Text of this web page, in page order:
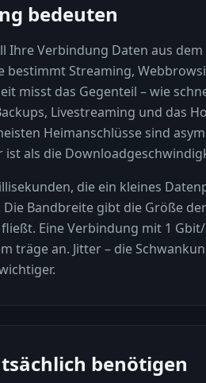
bedeuten
Ihre Verbindung Daten aus
bestimmt Streaming,
misst das Gegenteil – wie
Livestreaming und das
Heimanschlüsse sind
als die
die ein kleines
Bandbreite gibt die Größe
Eine Verbindung mit 1
träge an. Jitter – die
benötigen